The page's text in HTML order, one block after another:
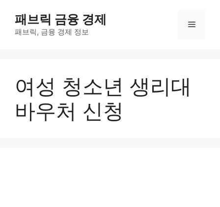
패브릭 금융 경제
패브릭, 금융 경제 정보
메
여성 청소년 생리대
바우처 신청